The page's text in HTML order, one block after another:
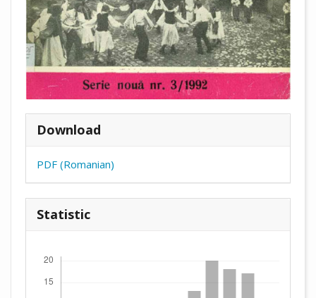
Download
PDF (Romanian)
Statistic